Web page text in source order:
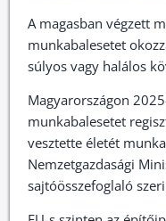
A magasban végzett
munkabalesetet
súlyos vagy halálos
Magyarországon
munkabalesetet
vesztette életét
Nemzetgazdasági
sajtóösszefoglaló